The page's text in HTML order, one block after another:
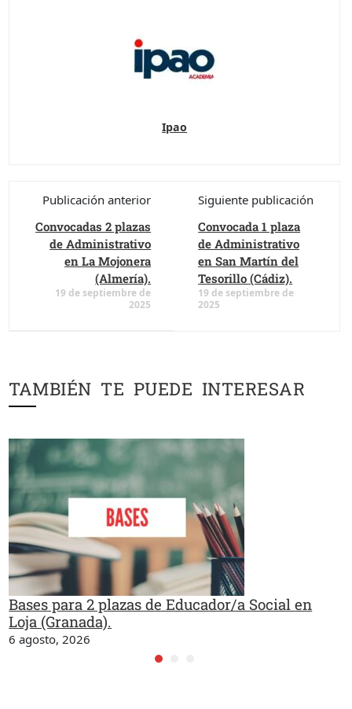
Ipao
Publicación anterior
Convocadas 2 plazas
de Administrativo
en La Mojonera
(Almería).
19 de septiembre de
2025
Siguiente publicación
Convocada 1 plaza
de Administrativo
en San Martín del
Tesorillo (Cádiz).
19 de septiembre de
2025
TAMBIÉN TE PUEDE INTERESAR
Bases para 2 plazas de Educador/a Social en
Loja (Granada).
6 agosto, 2026